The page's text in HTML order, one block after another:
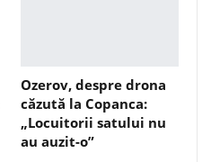
Ozerov, despre drona
căzută la Copanca:
„Locuitorii satului nu
au auzit-o”